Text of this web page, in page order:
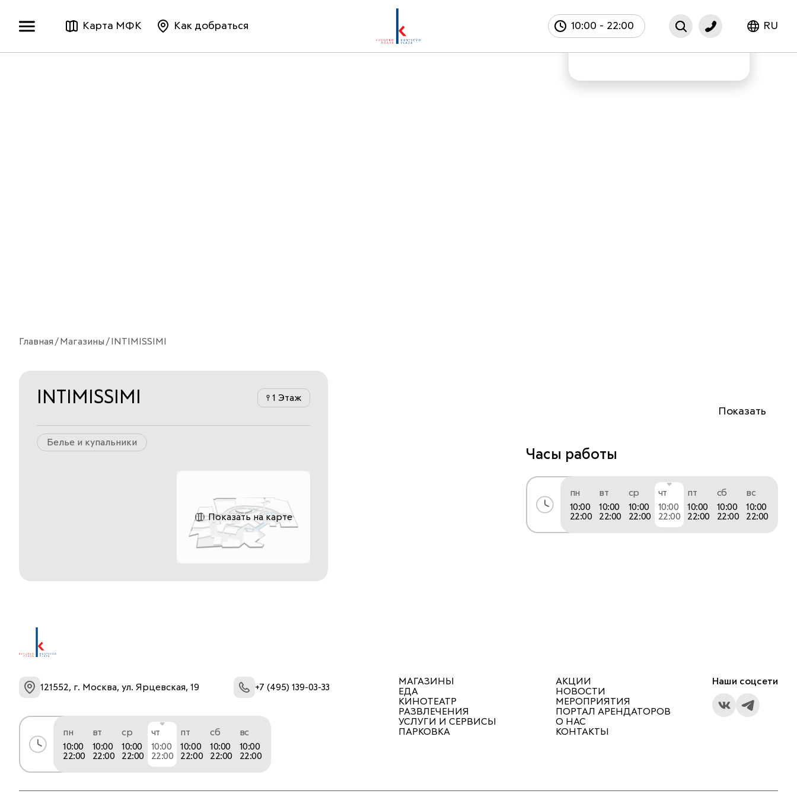
Карта МФК Как добраться 10:00 - 22:00 RU
Главная Магазины INTIMISSIMI
INTIMISSIMI 1 Этаж
Белье и купальники
Показать на карте
Показать
Часы работы
пн
10:00
22:00
вт
10:00
22:00
ср
10:00
22:00
чт
10:00
22:00
пт
10:00
22:00
сб
10:00
22:00
вс
10:00
22:00
121552, г. Москва, ул. Ярцевская, 19 +7 (495) 139-03-33
пн
10:00
22:00
вт
10:00
22:00
ср
10:00
22:00
чт
10:00
22:00
пт
10:00
22:00
сб
10:00
22:00
вс
10:00
22:00
МАГАЗИНЫ
ЕДА
КИНОТЕАТР
РАЗВЛЕЧЕНИЯ
УСЛУГИ И СЕРВИСЫ
ПАРКОВКА
АКЦИИ
НОВОСТИ
МЕРОПРИЯТИЯ
ПОРТАЛ АРЕНДАТОРОВ
О НАС
КОНТАКТЫ
Наши соцсети